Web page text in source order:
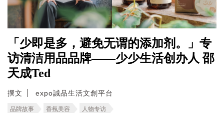
「少即是多，避免无谓的添加剂。」专
访清洁用品品牌——少少生活创办人 邵
天成Ted
撰文 expo誠品生活文創平台
品牌故事 香氛美容 人物专访